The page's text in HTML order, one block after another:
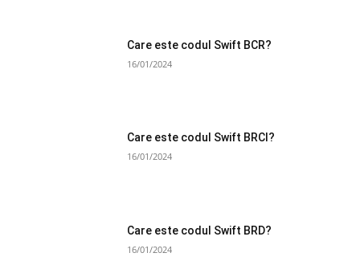
Care este codul Swift BCR?
16/01/2024
Care este codul Swift BRCI?
16/01/2024
Care este codul Swift BRD?
16/01/2024